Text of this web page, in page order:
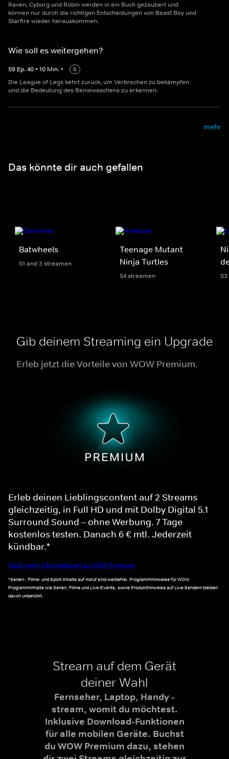
Raven, Cyborg und Robin werden in ein Buch gezaubert und
können nur durch die richtigen Entscheidungen von Beast Boy und
Starfire wieder herauskommen.
Wie soll es weitergehen?
S9 Ep.40 • 10 Min. •
6
Die League of Legs kehrt zurück, um Verbrechen zu bekämpfen
und die Bedeutung des Beinewaschens zu erkennen.
mehr
Das könnte dir auch gefallen
Batwheels
S1 and 3 streamen
Teenage Mutant
Ninja Turtles
S4 streamen
Gib deinem Streaming ein Upgrade
Erleb jetzt die Vorteile von WOW Premium.
Erleb deinen Lieblingscontent auf 2 Streams
gleichzeitig, in Full HD und mit Dolby Digital 5.1
Surround Sound – ohne Werbung. 7 Tage
kostenlos testen. Danach 6 € mtl. Jederzeit
kündbar.*
Noch mehr Informationen zu WOW Premium
*Serien-, Filme- und Sport-Inhalte auf Abruf sind werbefrei. Programmhinweise für WOW
Programminhalte wie Serien, Filme und Live-Events, sowie Produkthinweise auf Live-Sendern bleiben
davon unberührt.
Stream auf dem Gerät
deiner Wahl
Fernseher, Laptop, Handy -
stream, womit du möchtest.
Inklusive Download-Funktionen
für alle mobilen Geräte. Buchst
du WOW Premium dazu, stehen